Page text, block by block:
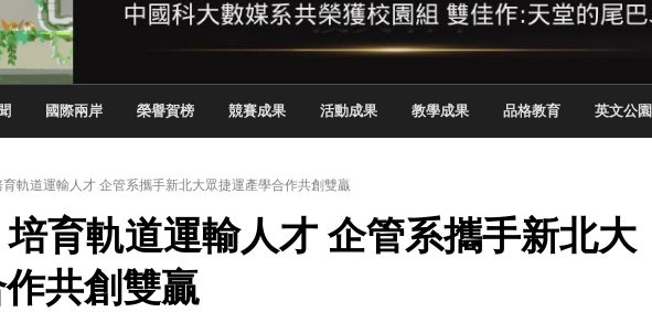
系師生參訪中租控股 探索金融實習優勢
獲59屆美國休士頓國際影展最高榮譽白金獎
我嗎？數媒系VR新創遊戲抱回金點新秀獎
設計解方 室設系學子於 2026 TSID 提出具體舊建築再利用提案
實踐 數媒系學生於技專校院電腦動畫競賽嶄露頭角
基、用領導領航：中國科大雙校區學生會全國賽勇奪佳績
未來！ 中國科大新竹畢典青銀共學、逐夢啟航
國際兩岸 榮譽賀榜 競賽成果 活動成果 教學成果 品格教育 英文公園
育軌道運輸人才 企管系攜手新北大眾捷運產學合作共創雙贏
培育軌道運輸人才 企管系攜手新北大
共創雙贏